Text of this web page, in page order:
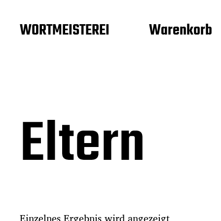
WORTMEISTEREI Warenkorb
Eltern